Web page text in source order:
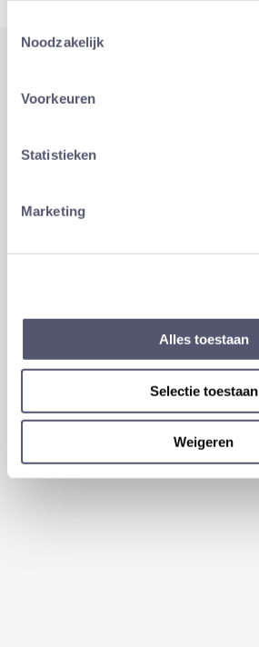
Noodzakelijk
Voorkeuren
Statistieken
Marketing
Alles toestaan
Selectie toestaan
Weigeren
Carrefour